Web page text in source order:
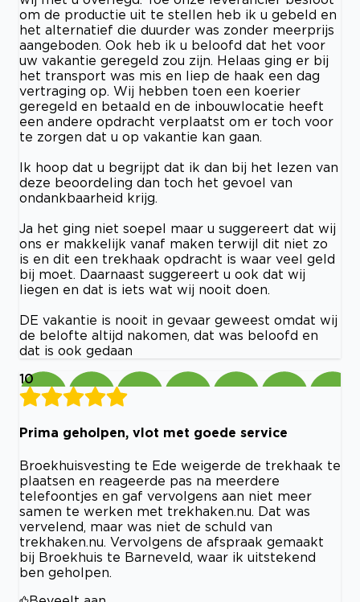
om de productie uit te stellen heb ik u gebeld en
het alternatief die duurder was zonder meerprijs
aangeboden. Ook heb ik u beloofd dat het voor
uw vakantie geregeld zou zijn. Helaas ging er bij
het transport was mis en liep de haak een dag
vertraging op. Wij hebben toen een koerier
geregeld en betaald en de inbouwlocatie heeft
een andere opdracht verplaatst om er toch voor
te zorgen dat u op vakantie kan gaan.
Ik hoop dat u begrijpt dat ik dan bij het lezen van
deze beoordeling dan toch het gevoel van
ondankbaarheid krijg.
Ja het ging niet soepel maar u suggereert dat wij
ons er makkelijk vanaf maken terwijl dit niet zo
is en dit een trekhaak opdracht is waar veel geld
bij moet. Daarnaast suggereert u ook dat wij
liegen en dat is iets wat wij nooit doen.
DE vakantie is nooit in gevaar geweest omdat wij
de belofte altijd nakomen, dat was beloofd en
dat is ook gedaan
10
Prima geholpen, vlot met goede service
Broekhuisvesting te Ede weigerde de trekhaak te
plaatsen en reageerde pas na meerdere
telefoontjes en gaf vervolgens aan niet meer
samen te werken met trekhaken.nu. Dat was
vervelend, maar was niet de schuld van
trekhaken.nu. Vervolgens de afspraak gemaakt
bij Broekhuis te Barneveld, waar ik uitstekend
ben geholpen.